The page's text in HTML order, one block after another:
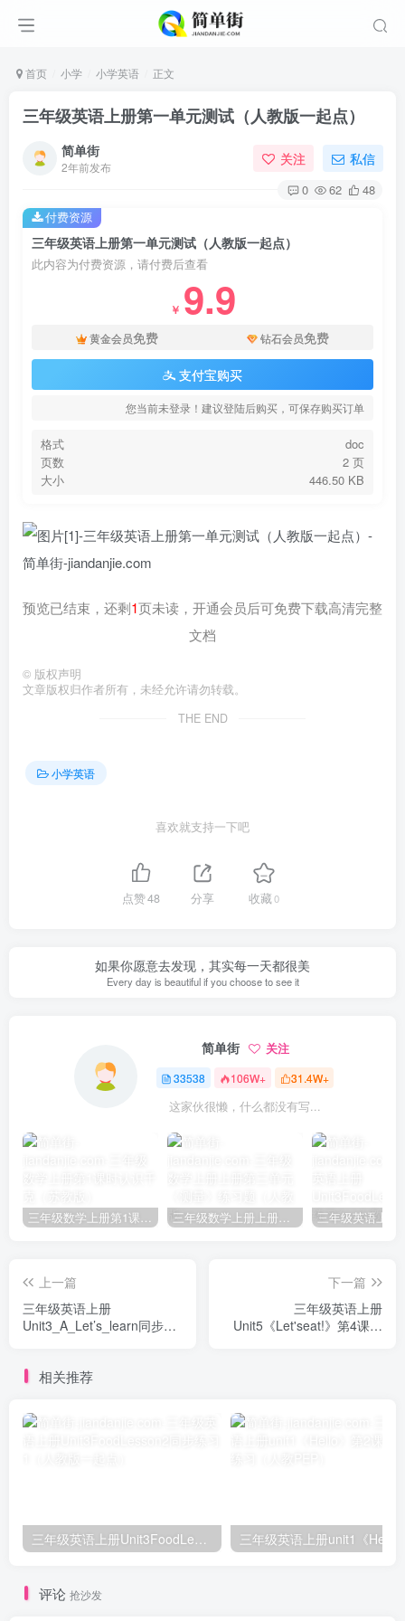
首页 小学 小学英语 正文
三年级英语上册第一单元测试（人教版一起点）
简单街
2年前发布 关注 私信
0 62 48
三年级英语上册第一单元测试（人教版一起点）
此内容为付费资源，请付费后查看
￥ 9.9
黄金会员免费 钻石会员免费
支付宝购买
您当前未登录！建议登陆后购买，可保存购买订单
格式
doc
页数
2 页
大小
446.50 KB
付费资源
预览已结束，还剩1页未读，开通会员后可免费下载高清完整
文档
© 版权声明
文章版权归作者所有，未经允许请勿转载。
THE END
小学英语
喜欢就支持一下吧
点赞48 分享 收藏0
如果你愿意去发现，其实每一天都很美
Every day is beautiful if you choose to see it
简单街 关注
33538 106W+ 31.4W+
这家伙很懒，什么都没有写...
上一篇
三年级英语上册
Unit3_A_Let’s_learn同步习
下一篇
三年级英语上册
Unit5《Let'seat!》第4课时
相关推荐
评论 抢沙发